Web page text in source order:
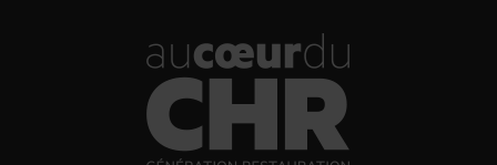
30/07/2026
Incendies : l’aide d’urgence rehaussée à 8 000 €